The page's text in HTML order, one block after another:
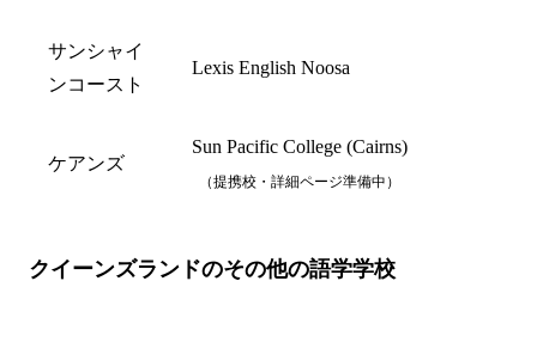
サンシャイ
ンコースト
Lexis English Noosa
ケアンズ
Sun Pacific College (Cairns)
（提携校・詳細ページ準備中）
クイーンズランドのその他の語学学校